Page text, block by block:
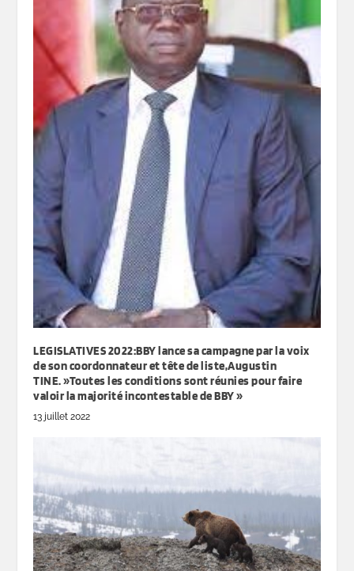
LEGISLATIVES 2022:BBY lance sa campagne par la voix
de son coordonnateur et tête de liste,Augustin
TINE. »Toutes les conditions sont réunies pour faire
valoir la majorité incontestable de BBY »
13 juillet 2022